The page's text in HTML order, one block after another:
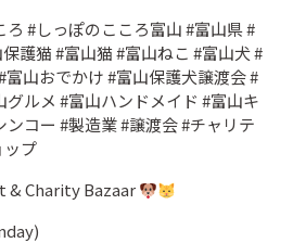
#しっぽのこころ富山 #富山県 #
護猫 #富山猫 #富山ねこ #富山犬 #
山おでかけ #富山保護犬譲渡会 #
ルメ #富山ハンドメイド #富山キ
コー #製造業 #譲渡会 #チャリテ
ップ
Charity Bazaar